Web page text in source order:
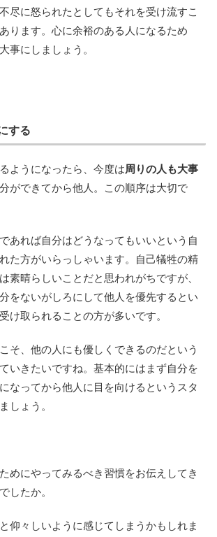
尽に怒られたとしてもそれを受け流すこ
ります。心に余裕のある人になるため
事にしましょう。
する
ようになったら、今度は周りの人も大事
ができてから他人。この順序は大切で
あれば自分はどうなってもいいという自
た方がいらっしゃいます。自己犠牲の精
素晴らしいことだと思われがちですが、
をないがしろにして他人を優先するとい
け取られることの方が多いです。
そ、他の人にも優しくできるのだという
いきたいですね。基本的にはまず自分を
なってから他人に目を向けるというスタ
しょう。
めにやってみるべき習慣をお伝えしてき
したか。
仰々しいように感じてしまうかもしれま